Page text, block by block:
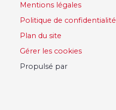
Mentions légales
Politique de confidentialité
Plan du site
Gérer les cookies
Propulsé par